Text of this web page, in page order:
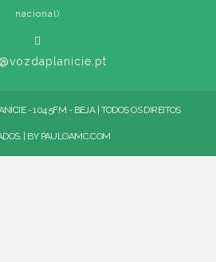
nacional)
- 104.5FM - BEJA | TODOS OS DIREITOS
| BY PAULOAMC.COM